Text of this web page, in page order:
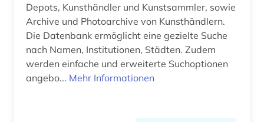
geschichte 1839-1855 (1)
geschichte 1910-1955 (1)
geschichte 1989-1994 (1)
Depots, Kunsthändler und Kunstsammler, sowie
Archive und Photoarchive von Kunsthändlern.
Die Datenbank ermöglicht eine gezielte Suche
nach Namen, Institutionen, Städten. Zudem
werden einfache und erweiterte Suchoptionen
angebo... Mehr Informationen